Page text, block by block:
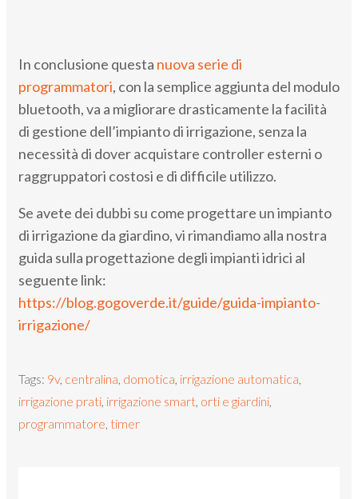
In conclusione questa nuova serie di
programmatori, con la semplice aggiunta del modulo
bluetooth, va a migliorare drasticamente la facilità
di gestione dell’impianto di irrigazione, senza la
necessità di dover acquistare controller esterni o
raggruppatori costosi e di difficile utilizzo.
Se avete dei dubbi su come progettare un impianto
di irrigazione da giardino, vi rimandiamo alla nostra
guida sulla progettazione degli impianti idrici al
seguente link:
https://blog.gogoverde.it/guide/guida-impianto-
irrigazione/
Tags: 9v, centralina domotica irrigazione automatica
irrigazione prati irrigazione smart orti e giardini
programmatore timer